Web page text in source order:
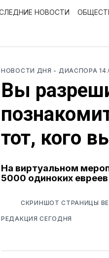
НОВОСТИ
НОВОСТИ ДНЯ - ДИАСПОРА
Вы
тот, кого
На виртуальном
5000 одиноких
СКРИНШОТ СТРАНИЦЫ
РЕДАКЦИЯ СЕГОДНЯ